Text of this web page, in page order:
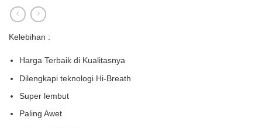
Kelebihan :
Harga Terbaik di Kualitasnya
Dilengkapi teknologi Hi-Breath
Super lembut
Paling Awet